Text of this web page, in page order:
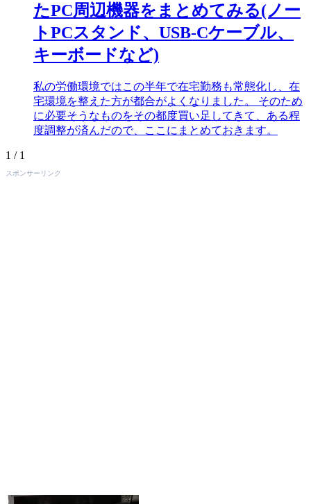
たPC周辺機器をまとめてみる(ノー
トPCスタンド、USB-Cケーブル、
キーボードなど)
私の労働環境ではこの半年で在宅勤務も常態化し、在
宅環境を整えた方が都合がよくなりました。 そのため
に必要そうなものをその都度買い足してきて、ある程
度調整が済んだので、ここにまとめておきます。
1 / 1
スポンサーリンク